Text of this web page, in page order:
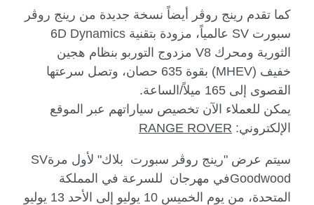
كما تقدم رينج روڤر أيضاً نسخة جديدة من رينج روڤر
سبورت SV عالمياً، مزودة بتقنية 6D Dynamics
الثورية ومحرك V8 مزدوج التوربو بنظام هجين
خفيف (MHEV
) بقوة 635 حصان، وتصل سرعتها
القصوى إلى 165 ميلاً/الساعة.
يمكن للعملاء الآن تخصيص سياراتهم عبر الموقع
الإلكتروني: RANGE ROVER
سيتم عرض "رينج روڤر سبورت SVبلاك" لأول مرة
في مهرجانGoodwood
للسرعة في المملكة
المتحدة، من يوم الخميس 10 يوليو إلى الأحد 13 يوليو